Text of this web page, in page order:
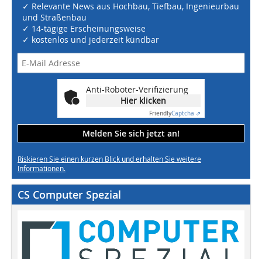
✓ Relevante News aus Hochbau, Tiefbau, Ingenieurbau
und Straßenbau
✓ 14-tägige Erscheinungsweise
✓ kostenlos und jederzeit kündbar
Anti-Roboter-Verifizierung
Hier klicken
FriendlyCaptcha ⇗
Melden Sie sich jetzt an!
Riskieren Sie einen kurzen Blick und erhalten Sie weitere
Informationen.
CS Computer Spezial